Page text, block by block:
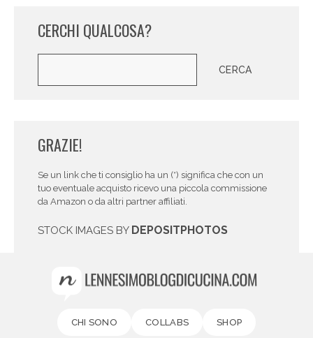
CERCHI QUALCOSA?
CERCA
GRAZIE!
Se un link che ti consiglio ha un (*) significa che con un
tuo eventuale acquisto ricevo una piccola commissione
da Amazon o da altri partner affiliati.
STOCK IMAGES BY DEPOSITPHOTOS
CHI SONO COLLABS SHOP